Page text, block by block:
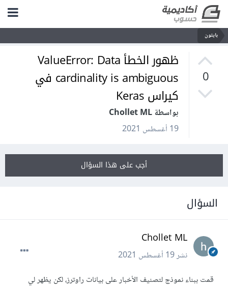
بايثون
0
ظهور الخطأ ValueError: Data
cardinality is ambiguous في
كيراس Keras
بواسطة Chollet ML
19 أغسطس 2021
أجب على هذا السؤال
السؤال
Chollet ML
نشر19 أغسطس 2021
قمت ببناء نموذج لتصنيف الأخبار على بيانات راوترز، لكن يظهر لي